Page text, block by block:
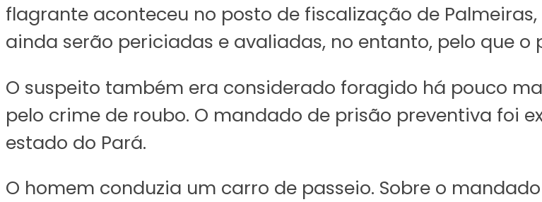
flagrante aconteceu no posto de fiscalização de
ainda serão periciadas e avaliadas, no entanto, pelo que o
O suspeito também era considerado foragido há pouco
pelo crime de roubo. O mandado de prisão preventiva foi
estado do Pará.
O homem conduzia um carro de passeio. Sobre o